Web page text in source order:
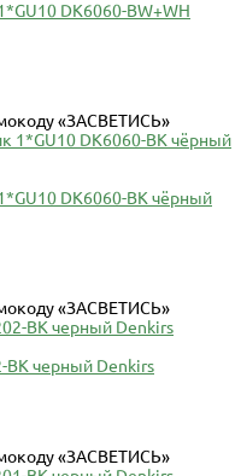
DK6060-BW+WH
«ЗАСВЕТИСЬ»
DK6060-BK чёрный
«ЗАСВЕТИСЬ»
BK черный Denkirs
«ЗАСВЕТИСЬ»